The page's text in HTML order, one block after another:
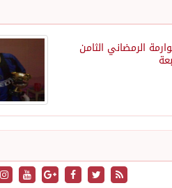
الرمضاني الثامن